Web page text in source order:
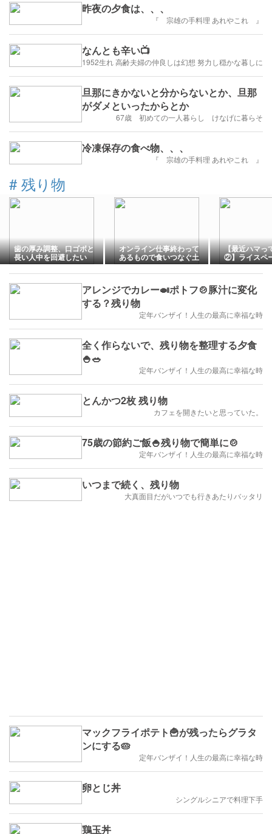
昨夜の夕食は、、、
『 宗雄の手料理 あれやこれ 』
なんとも辛い📺
1952生れ 高齢夫婦の仲良しは幻想 努力し穏かな暮しに
旦那にきかないと分からないとか、旦那
がダメといったからとか
67歳 初めての一人暮らし けなげに暮らそ
冷凍保存の食べ物、、、
『 宗雄の手料理 あれやこれ 』
# 残り物
歯の厚み調整、口ゴボと
長い人中を回避したい
オンライン仕事終わって
あるもので食いつなぐ土
曜の夜。
【最近ハマっ
②】ライスペ
る・・・
アレンジでカレー🍛ポトフ🍲豚汁に変化
する？残り物
定年バンザイ！人生の最高に幸福な時
全く作らないで、残り物を整理する夕食
🍚🥗
定年バンザイ！人生の最高に幸福な時
とんかつ2枚 残り物
カフェを開きたいと思っていた。
75歳の節約ご飯🍚残り物で簡単に🍲
定年バンザイ！人生の最高に幸福な時
いつまで続く、残り物
大真面目だがいつでも行きあたりバッタリ
マックフライポテト🍟が残ったらグラタ
ンにする🥧
定年バンザイ！人生の最高に幸福な時
卵とじ丼
シングルシニアで料理下手
鶏玉丼